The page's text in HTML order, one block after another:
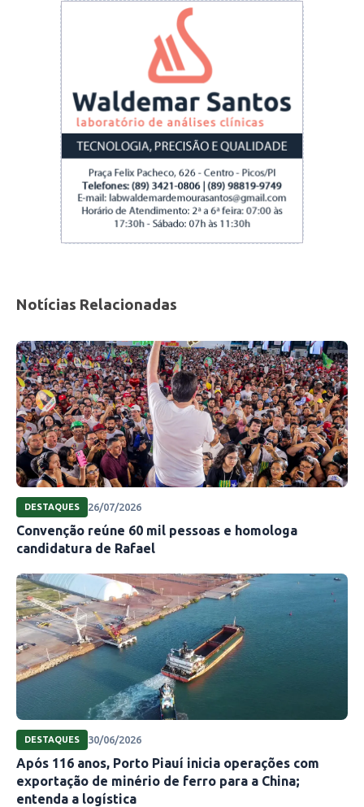
Notícias Relacionadas
DESTAQUES 26/07/2026
Convenção reúne 60 mil pessoas e homologa
candidatura de Rafael
DESTAQUES 30/06/2026
Após 116 anos, Porto Piauí inicia operações com
exportação de minério de ferro para a China;
entenda a logística